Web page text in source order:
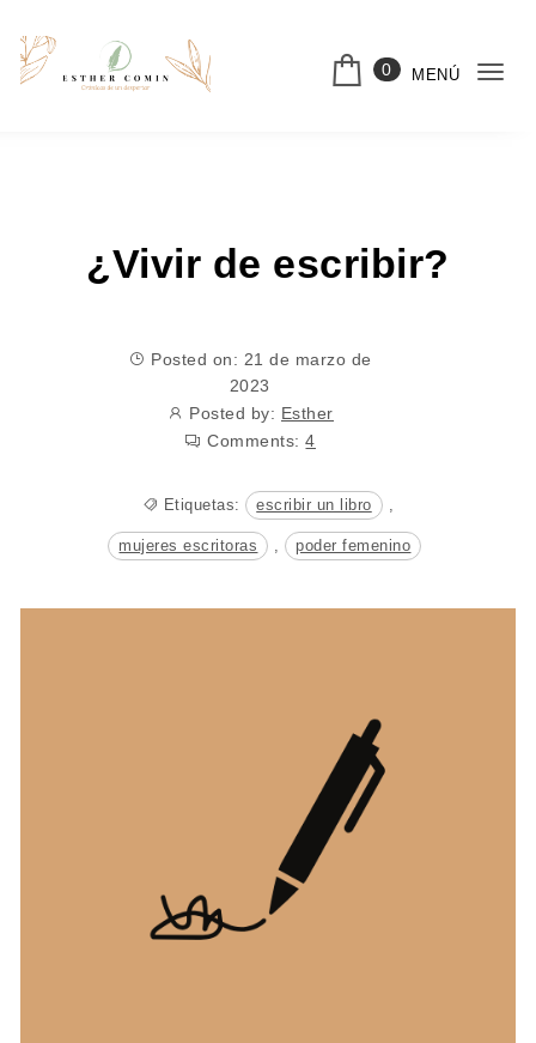
0 MENÚ
¿Vivir de escribir?
Posted on: 21 de marzo de
2023
Posted by: Esther
Comments:4
Etiquetas: escribir un libro
mujeres escritoras , poder femenino